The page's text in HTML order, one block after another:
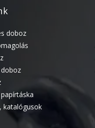
doboz
katalógusok